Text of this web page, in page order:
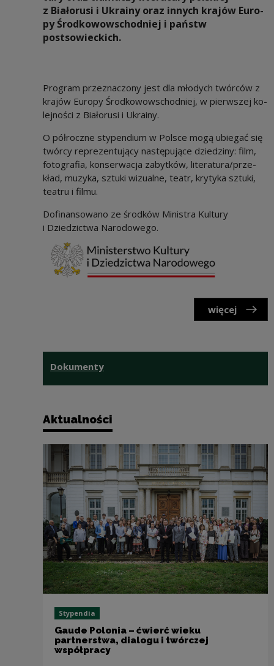
z Białorusi i Ukrainy oraz innych kra­jów Eu­ro­
py Środ­ko­wow­schod­niej i państw
postsowieckich.
Pro­gram prze­zna­czo­ny jest dla mło­dych twór­ców z
kra­jów Eu­ro­py Środ­ko­wow­schod­niej, w pierw­szej ko­
lej­no­ści z Bia­ło­ru­si i Ukra­iny.
O pół­rocz­ne sty­pen­dium w Pol­sce mogą ubie­gać się
twór­cy re­pre­zen­tu­ją­cy na­stę­pu­ją­ce dzie­dzi­ny: film,
fo­to­gra­fia, kon­ser­wa­cja za­byt­ków, li­te­ra­tu­ra/prze­
kład, mu­zy­ka, sztu­ki wi­zu­al­ne, teatr, kry­ty­ka sztu­ki,
te­atru i filmu.
Dofinansowano ze środków Ministra Kultury
i Dziedzictwa Narodowego.
więcej
Dokumenty
Aktualności
Stypendia
Gaude Polonia – ćwierć wieku
partnerstwa, dialogu i twórczej
współpracy